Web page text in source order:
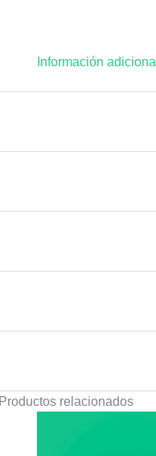
Información adicional
Productos relacionados